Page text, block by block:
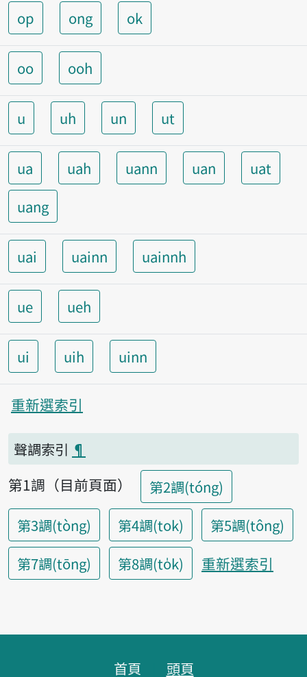
op
ong ok
oo ooh
u uh un ut
ua uah uann uan
uat
uang
uai uainn uainnh
ue ueh
ui uih uinn
重新選索引
聲調索引 ¶
第1調（目前頁面）
第2調(tóng)
第3調(tòng)
第4調(tok)
第5調(tông)
第7調(tōng)
第8調(to̍k) 重新選索引
首頁 頭頁